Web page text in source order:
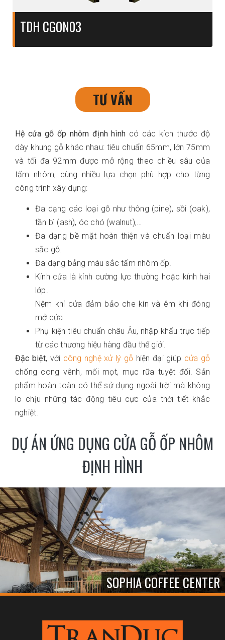
TDH CGON03
TƯ VẤN
Hệ cửa gỗ ốp nhôm định hình có các kích thước độ
dày khung gỗ khác nhau: tiêu chuẩn 65mm, lớn 75mm
và tối đa 92mm được mở rộng theo chiều sâu của
tấm nhôm, cùng nhiều lựa chọn phù hợp cho từng
công trình xây dựng:
Đa dạng các loại gỗ như thông (pine), sồi (oak),
tần bì (ash), óc chó (walnut),…
Đa dạng bề mặt hoàn thiện và chuẩn loại màu
sắc gỗ.
Đa dạng bảng màu sắc tấm nhôm ốp.
Kính cửa là kính cường lực thường hoặc kính hai
lớp.
Nệm khí cửa đảm bảo che kín và êm khi đóng
mở cửa.
Phụ kiện tiêu chuẩn châu Âu, nhập khẩu trực tiếp
từ các thương hiệu hàng đầu thế giới.
Đặc biệt, với công nghệ xử lý gỗ hiện đại giúp cửa gỗ
chống cong vênh, mối mọt, mục rữa tuyệt đối. Sản
phẩm hoàn toàn có thể sử dụng ngoài trời mà không
lo chịu những tác động tiêu cực của thời tiết khắc
nghiệt.
DỰ ÁN ỨNG DỤNG CỬA GỖ ỐP NHÔM
ĐỊNH HÌNH
SOPHIA COFFEE CENTER